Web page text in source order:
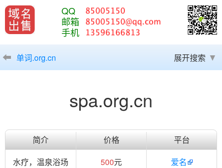
QQ
邮箱
手机
单词.org.cn 展开搜索
spa.org.cn
简介 价格
平台
水疗，温泉浴场
500元 爱名